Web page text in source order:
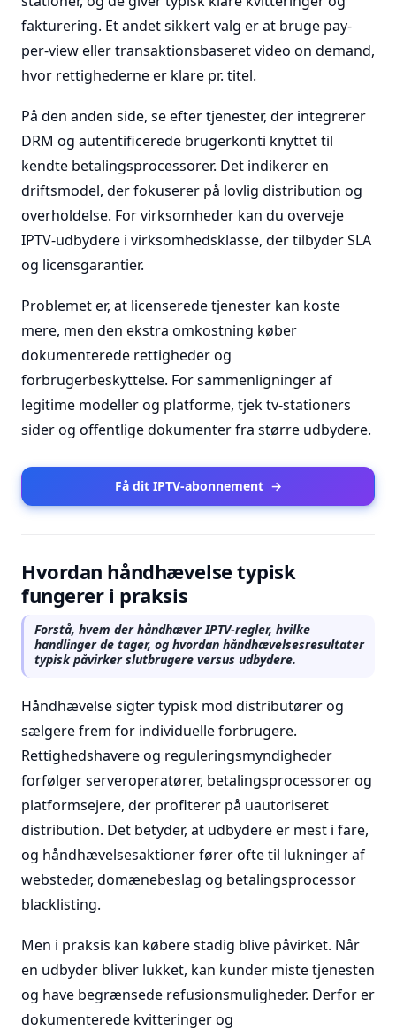
fakturering. Et andet sikkert valg er at bruge pay-
per-view eller transaktionsbaseret video on demand,
hvor rettighederne er klare pr. titel.
På den anden side, se efter tjenester, der integrerer
DRM og autentificerede brugerkonti knyttet til
kendte betalingsprocessorer. Det indikerer en
driftsmodel, der fokuserer på lovlig distribution og
overholdelse. For virksomheder kan du overveje
IPTV-udbydere i virksomhedsklasse, der tilbyder SLA
og licensgarantier.
Problemet er, at licenserede tjenester kan koste
mere, men den ekstra omkostning køber
dokumenterede rettigheder og
forbrugerbeskyttelse. For sammenligninger af
legitime modeller og platforme, tjek tv-stationers
sider og offentlige dokumenter fra større udbydere.
Få dit IPTV-abonnement →
Hvordan håndhævelse typisk
fungerer i praksis
Forstå, hvem der håndhæver IPTV-regler, hvilke
handlinger de tager, og hvordan håndhævelsesresultater
typisk påvirker slutbrugere versus udbydere.
Håndhævelse sigter typisk mod distributører og
sælgere frem for individuelle forbrugere.
Rettighedshavere og reguleringsmyndigheder
forfølger serveroperatører, betalingsprocessorer og
platformsejere, der profiterer på uautoriseret
distribution. Det betyder, at udbydere er mest i fare,
og håndhævelsesaktioner fører ofte til lukninger af
websteder, domænebeslag og betalingsprocessor
blacklisting.
Men i praksis kan købere stadig blive påvirket. Når
en udbyder bliver lukket, kan kunder miste tjenesten
og have begrænsede refusionsmuligheder. Derfor er
dokumenterede kvitteringer og